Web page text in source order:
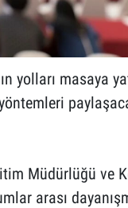
yolları masaya
Müdürlüğü ve
arası